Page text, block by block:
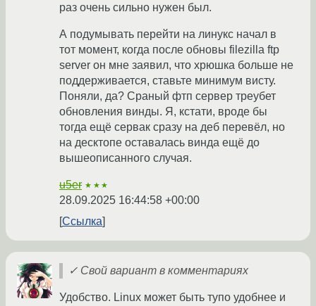
раз очень сильно нужен был.
А подумывать перейти на линукс начал в
тот момент, когда после обновы filezilla ftp
server он мне заявил, что хрюшка больше не
поддерживается, ставьте минимум висту.
Поняли, да? Сраный фтп сервер треубет
обновления винды. Я, кстати, вроде бы
тогда ещё сервак сразу на деб перевёл, но
на десктопе оставалась винда ещё до
вышеописанного случая.
u5er ★★★
28.09.2025 16:44:58 +00:00
Ссылка
✓ Свой вариант в комментариях
Удобство. Linux может быть тупо удобнее и